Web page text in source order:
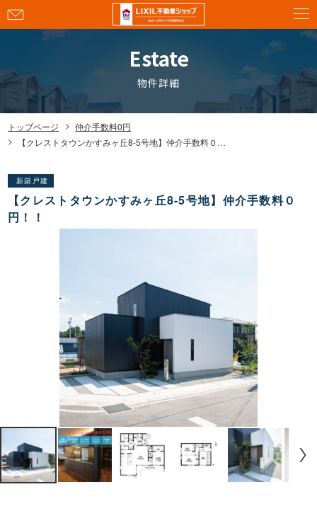
問
せ
Estate
物件詳細
トップページ
仲介手数料0円
【クレストタウンかすみヶ丘8-5号地】仲介手数料０円！！
新築戸建
【クレストタウンかすみヶ丘8-5号地】仲介手数料０
円！！